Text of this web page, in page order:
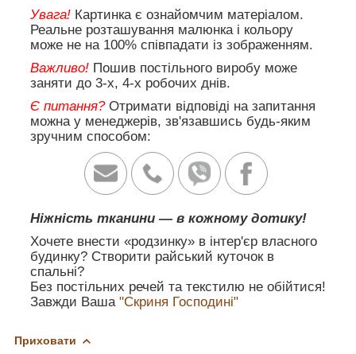
Увага! Картинка є ознайомчим матеріалом.
Реальне розташування малюнка і кольору
може не на 100% співпадати із зображенням.
Важливо! Пошив постільного виробу може
заняти до 3-х, 4-х робочих днів.
Є питання? Отримати відповіді на запитання
можна у менеджерів, зв'язавшись будь-яким
зручним способом:
Ніжність тканини — в кожному дотику!
Хочете внести «родзинку» в інтер'єр власного
будинку? Створити райський куточок в
спальні?
Без постільних речей та текстилю не обійтися!
Завжди Ваша "Скриня Господині"
Приховати